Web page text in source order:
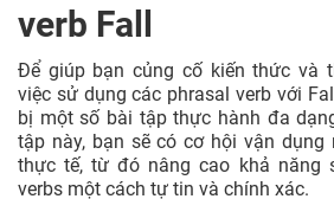
verb Fall
Để giúp bạn củng cố kiến thức và
việc sử dụng các phrasal verb với
bị một số bài tập thực hành đa
tập này, bạn sẽ có cơ hội vận
thực tế, từ đó nâng cao khả năng
verbs một cách tự tin và chính xác.